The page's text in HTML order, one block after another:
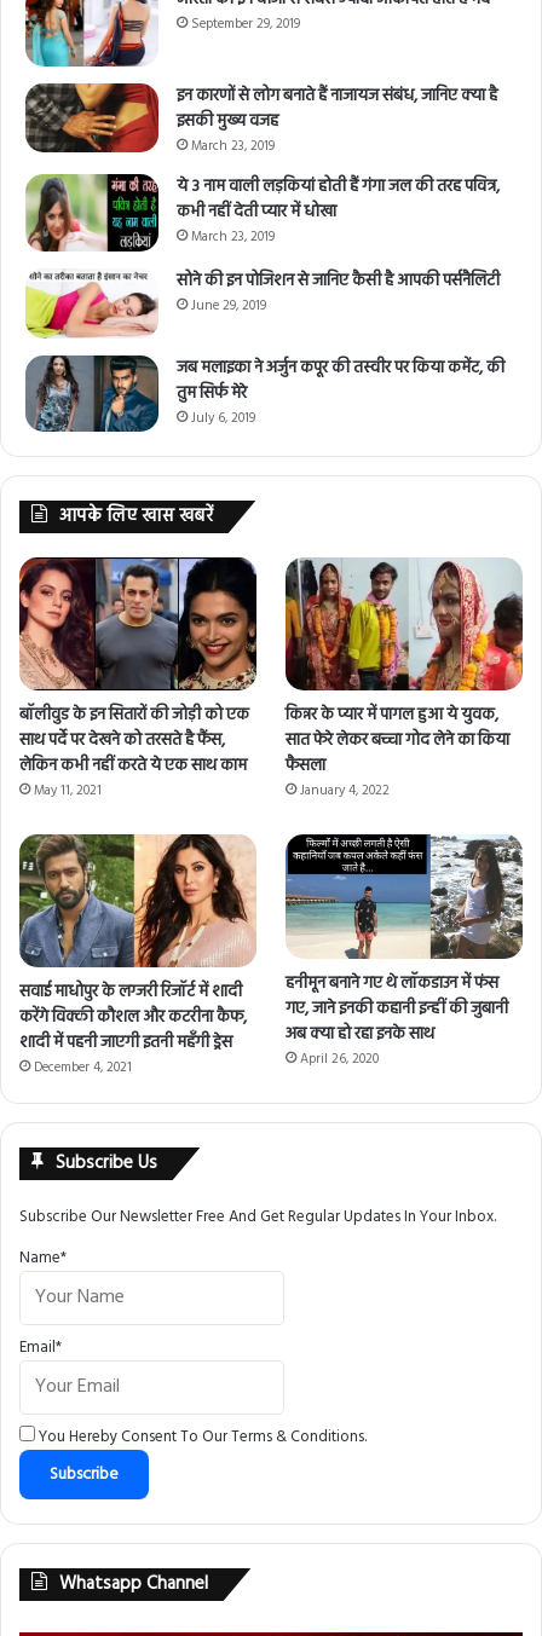
September 29, 2019
इन कारणों से लोग बनाते हैं नाजायज संबंध, जानिए क्या है
इसकी मुख्य वजह
March 23, 2019
ये 3 नाम वाली लड़कियां होती हैं गंगा जल की तरह पवित्र,
कभी नहीं देती प्यार में धोखा
March 23, 2019
सोने की इन पोजिशन से जानिए कैसी है आपकी पर्सनैलिटी
June 29, 2019
जब मलाइका ने अर्जुन कपूर की तस्वीर पर किया कमेंट, की
तुम सिर्फ मेरे
July 6, 2019
आपके लिए खास खबरें
बॉलीवुड के इन सितारों की जोड़ी को एक
साथ पर्दे पर देखने को तरसते है फैंस,
लेकिन कभी नहीं करते ये एक साथ काम
May 11, 2021
किन्नर के प्यार में पागल हुआ ये युवक,
सात फेरे लेकर बच्चा गोद लेने का किया
फैसला
January 4, 2022
सवाई माधोपुर के लग्जरी रिजॉर्ट में शादी
करेंगे विक्की कौशल और कटरीना कैफ,
शादी में पहनी जाएगी इतनी महँगी ड्रेस
December 4, 2021
हनीमून बनाने गए थे लॉकडाउन में फंस
गए, जाने इनकी कहानी इन्हीं की जुबानी
अब क्या हो रहा इनके साथ
April 26, 2020
Subscribe Us
Subscribe Our Newsletter Free And Get Regular Updates In Your Inbox.
Name*
Email*
You Hereby Consent To OurTerms & Conditions.
Whatsapp Channel